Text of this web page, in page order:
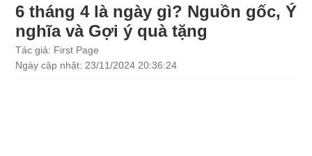
6 tháng 4 là ngày gì? Nguồn gốc, Ý
nghĩa và Gợi ý quà tặng
Tác giả: First Page
Ngày cập nhật: 23/11/2024 20:36:24